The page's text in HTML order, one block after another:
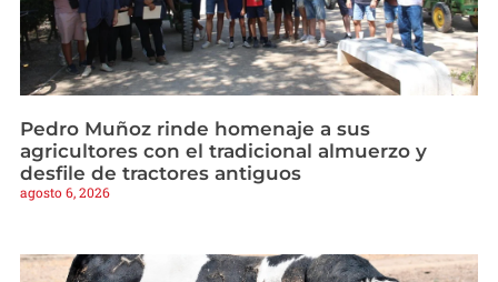
Pedro Muñoz rinde homenaje a sus
agricultores con el tradicional almuerzo y
desfile de tractores antiguos
agosto 6, 2026